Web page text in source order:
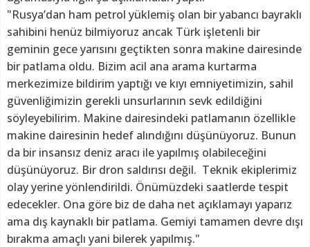
"Rusya’dan ham petrol yüklemiş olan bir yabancı bayraklı
sahibini henüz bilmiyoruz ancak Türk işletenli bir
geminin gece yarısını geçtikten sonra makine dairesinde
bir patlama oldu. Bizim acil ana arama kurtarma
merkezimize bildirim yaptığı ve kıyı emniyetimizin, sahil
güvenliğimizin gerekli unsurlarının sevk edildiğini
söyleyebilirim. Makine dairesindeki patlamanın özellikle
makine dairesinin hedef alındığını düşünüyoruz. Bunun
da bir insansız deniz aracı ile yapılmış olabileceğini
düşünüyoruz. Bir dron saldırısı değil. Teknik ekiplerimiz
olay yerine yönlendirildi. Önümüzdeki saatlerde tespit
edecekler. Ona göre biz de daha net açıklamayı yaparız
ama dış kaynaklı bir patlama. Gemiyi tamamen devre dışı
bırakma amaçlı yani bilerek yapılmış."